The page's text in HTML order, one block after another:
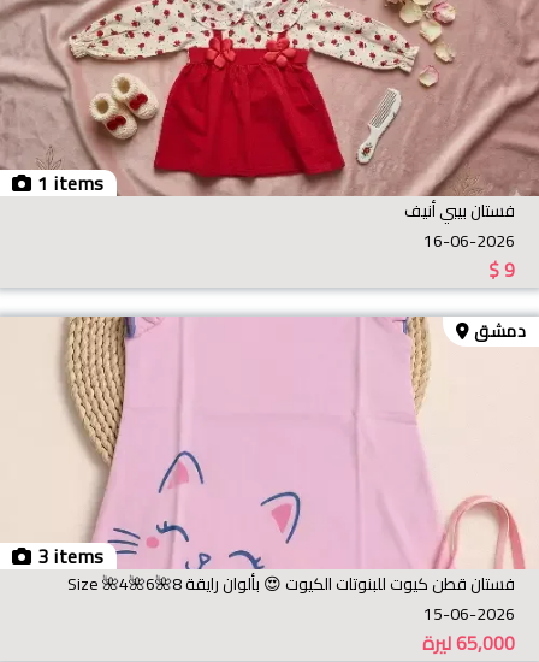
1 items
فستان بيبي أنيف
16-06-2026
$9
3 items
دمشق
فستان قطن كيوت للبنوتات الكيوت 😍 بألوان رايقة Size 🌺4🌺6🌺8
15-06-2026
ليرة65,000